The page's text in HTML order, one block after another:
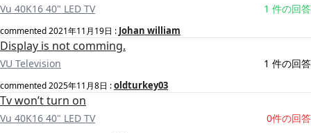
Vu 40K16 40" LED TV 1 件の回答
commented2021年11月19日 : Johan william
Display is not comming.
VU Television 1 件の回答
commented2025年11月8日 :oldturkey03
Tv won’t turn on
Vu 40K16 40" LED TV 0件の回答